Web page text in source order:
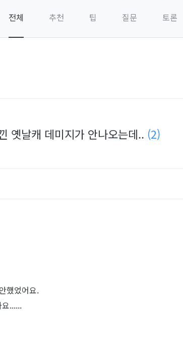
전체 추천 팁 질문 토론
옛날캐 데미지가 안나오는데.. (2)
했었어요.
......